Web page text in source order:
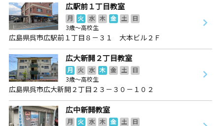
広駅前１丁目教室
月 火 水 木 金 土
日
3歳～高校生
広島県呉市広駅前１丁目８－３１ 大本ビル２Ｆ
広大新開２丁目教室
月 火 水 木 金 土
日
3歳～高校生
広島県呉市広大新開２丁目２３－３０－１０２
広中新開教室
月 火 水 木 金 土
日